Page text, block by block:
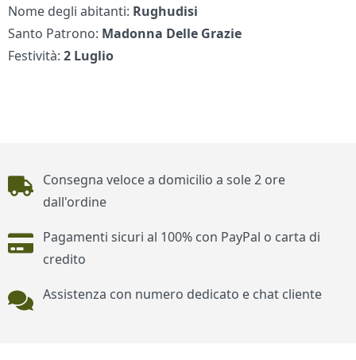
Nome degli abitanti: Rughudisi
Santo Patrono: Madonna Delle Grazie
Festività:2 Luglio
Piè di pagina
Consegna veloce a domicilio a sole 2 ore
dall'ordine
Pagamenti sicuri al 100% con PayPal o carta di
credito
Assistenza con numero dedicato e chat cliente